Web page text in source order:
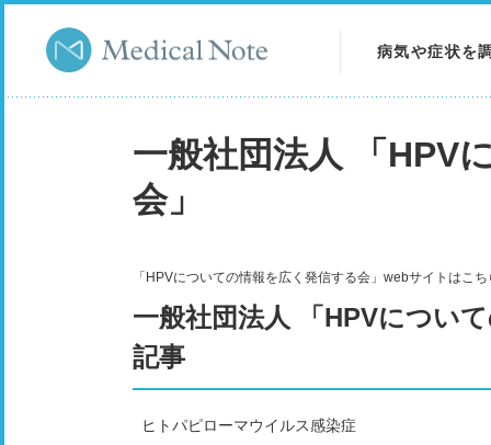
病気や症状を
症状を調べる
一般社団法人 「HPV
会」
「HPVについての情報を広く発信する会」webサイトはこ
一般社団法人 「HPVについ
記事
ヒトパピローマウイルス感染症